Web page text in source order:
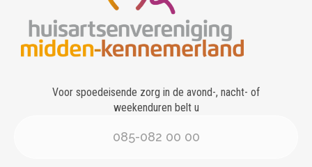
Voor spoedeisende zorg in de avond-, nacht- of
weekenduren belt u
085-082 00 00